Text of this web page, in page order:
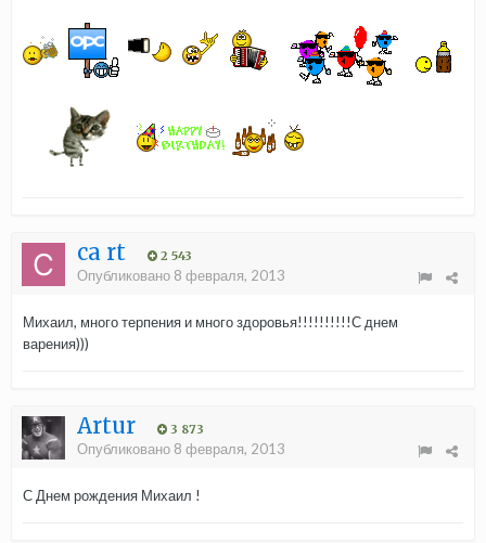
ca rt 2 543
Опубликовано 8 февраля, 2013
Михаил, много терпения и много здоровья!!!!!!!!!!С днем
варения)))
Аrtur 3 873
Опубликовано 8 февраля, 2013
С Днем рождения Михаил !